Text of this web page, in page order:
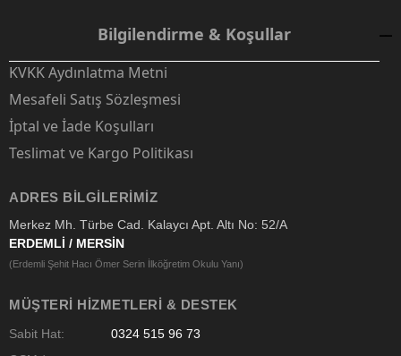
Bilgilendirme & Koşullar
KVKK Aydınlatma Metni
Mesafeli Satış Sözleşmesi
İptal ve İade Koşulları
Teslimat ve Kargo Politikası
ADRES BILGILERIMIZ
Merkez Mh. Türbe Cad. Kalaycı Apt. Altı No: 52/A
ERDEMLİ / MERSİN
(Erdemli Şehit Hacı Ömer Serin İlköğretim Okulu Yanı)
MÜŞTERI HIZMETLERI & DESTEK
Sabit Hat:
0324 515 96 73